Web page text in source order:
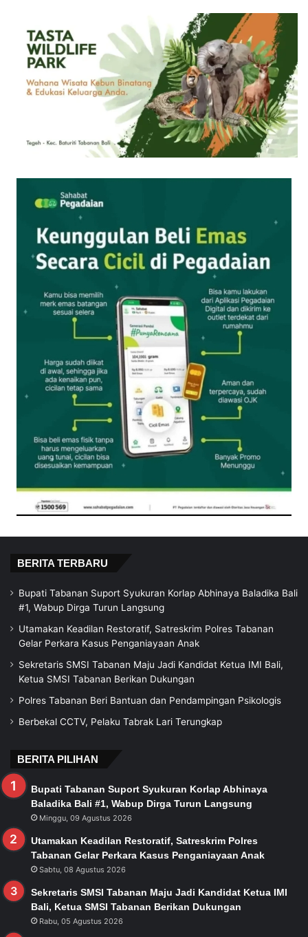
BERITA TERBARU
Bupati Tabanan Suport Syukuran Korlap Abhinaya Baladika Bali
#1, Wabup Dirga Turun Langsung
Utamakan Keadilan Restoratif, Satreskrim Polres Tabanan
Gelar Perkara Kasus Penganiayaan Anak
Sekretaris SMSI Tabanan Maju Jadi Kandidat Ketua IMI Bali,
Ketua SMSI Tabanan Berikan Dukungan
Polres Tabanan Beri Bantuan dan Pendampingan Psikologis
Berbekal CCTV, Pelaku Tabrak Lari Terungkap
BERITA PILIHAN
Bupati Tabanan Suport Syukuran Korlap Abhinaya
Baladika Bali #1, Wabup Dirga Turun Langsung
Minggu, 09 Agustus 2026
Utamakan Keadilan Restoratif, Satreskrim Polres
Tabanan Gelar Perkara Kasus Penganiayaan Anak
Sabtu, 08 Agustus 2026
Sekretaris SMSI Tabanan Maju Jadi Kandidat Ketua IMI
Bali, Ketua SMSI Tabanan Berikan Dukungan
Rabu, 05 Agustus 2026